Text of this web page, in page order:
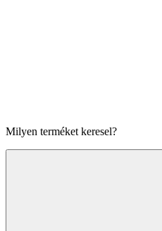
Milyen terméket keresel?